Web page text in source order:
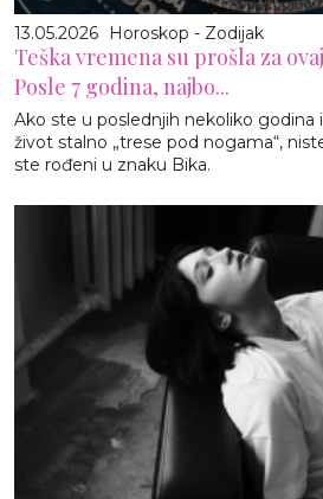
13.05.2026 Horoskop - Zodijak
Teška vremena su prošla za
Posle 7 godina, najbo...
Ako ste u poslednjih nekoliko godina
život stalno „trese pod nogama“,
ste rođeni u znaku Bika.